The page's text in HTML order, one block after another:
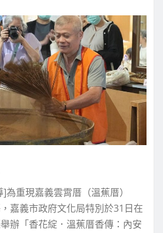
重現嘉義雲霄厝（溫蕉厝）
，嘉義市政府文化局特別於31日在
辦「香花綻．溫蕉厝香傳：內安